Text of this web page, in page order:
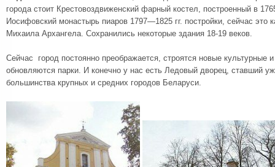
города стоит Крестовоздвиженский фарный костел, построенный в
Иосифовский монастырь пиаров 1797—1825 гг. постройки, сейчас это
Михаила Архангела. Сохранились некоторые здания 18-19 веков.
Сейчас город постоянно преображается, строятся новые культурные
обновляются парки. И конечно у нас есть Ледовый дворец, ставший
большинства крупных и средних городов Беларуси.